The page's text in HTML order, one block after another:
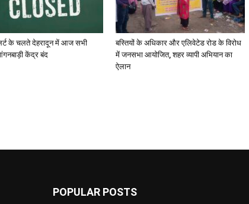
के चलते देहरादून में आज सभी
केंद्र बंद
बस्तियों के अधिकार और एलिवेटेड रोड के विरोध
में जनसभा आयोजित, शहर व्यापी अभियान का
ऐलान
POPULAR POSTS